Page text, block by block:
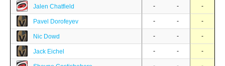
Jalen Chatfield - - -
Pavel Dorofeyev - - -
Nic Dowd - - -
Jack Eichel - - -